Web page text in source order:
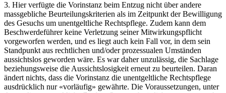
3. Hier verfügte die Vorinstanz beim Entzug nicht über andere
massgebliche Beurteilungskriterien als im Zeitpunkt der Bewilligung
des Gesuchs um unentgeltliche Rechtspflege. Zudem kann dem
Beschwerdeführer keine Verletzung seiner Mitwirkungspflicht
vorgeworfen werden, und es liegt auch kein Fall vor, in dem sein
Standpunkt aus rechtlichen und/oder prozessualen Umständen
aussichtslos geworden wäre. Es war daher unzulässig, die Sachlage
beziehungsweise die Aussichtslosigkeit erneut zu beurteilen. Daran
ändert nichts, dass die Vorinstanz die unentgeltliche Rechtspflege
ausdrücklich nur «vorläufig» gewährte. Die Voraussetzungen, unter